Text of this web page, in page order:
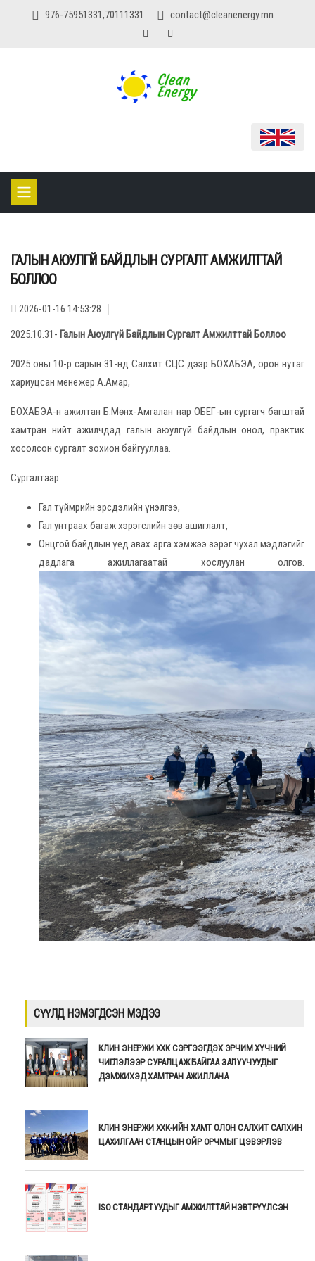
976-75951331,70111331 contact@cleanenergy.mn
ГАЛЫН АЮУЛГҮЙ БАЙДЛЫН СУРГАЛТ АМЖИЛТТАЙ
БОЛЛОО
2026-01-16 14:53:28
2025.10.31- Галын Аюулгүй Байдлын Сургалт Амжилттай Боллоо
2025 оны 10-р сарын 31-нд Салхит СЦС дээр БОХАБЭА, орон нутаг
хариуцсан менежер А.Амар,
БОХАБЭА-н ажилтан Б.Мөнх-Амгалан нар ОБЕГ-ын сургагч багштай
хамтран нийт ажилчдад галын аюулгүй байдлын онол, практик
хосолсон сургалт зохион байгууллаа.
Сургалтаар:
Гал түймрийн эрсдэлийн үнэлгээ,
Гал унтраах багаж хэрэгслийн зөв ашиглалт,
Онцгой байдлын үед авах арга хэмжээ зэрэг чухал мэдлэгийг
дадлага ажиллагаатай хослуулан олгов.
СҮҮЛД НЭМЭГДСЭН МЭДЭЭ
КЛИН ЭНЕРЖИ ХХК СЭРГЭЭГДЭХ ЭРЧИМ ХҮЧНИЙ
ЧИГЛЭЛЭЭР СУРАЛЦАЖ БАЙГАА ЗАЛУУЧУУДЫГ
ДЭМЖИХЭД ХАМТРАН АЖИЛЛАНА
КЛИН ЭНЕРЖИ ХХК-ИЙН ХАМТ ОЛОН САЛХИТ САЛХИН
ЦАХИЛГААН СТАНЦЫН ОЙР ОРЧМЫГ ЦЭВЭРЛЭВ
ISO СТАНДАРТУУДЫГ АМЖИЛТТАЙ НЭВТРҮҮЛСЭН